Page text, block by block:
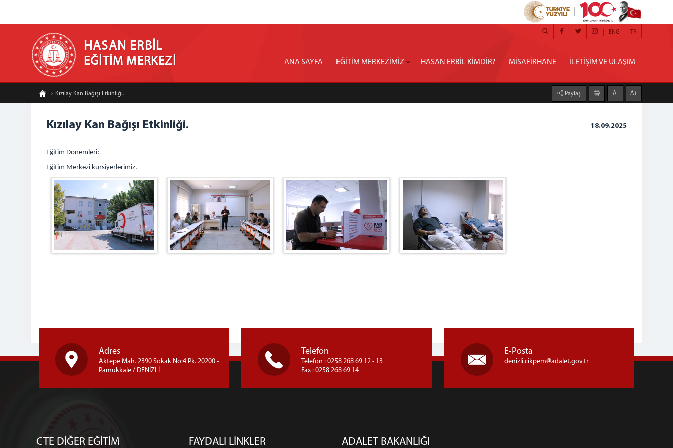
HASAN ERBİL
EĞİTİM MERKEZİ
TR
ENG
ANA SAYFA EĞİTİM MERKEZİMİZ HASAN ERBİL KİMDİR? MİSAFİRHANE İLETİŞİM VE ULAŞIM
Kızılay Kan Bağışı Etkinliği. Paylaş A- A+
Kızılay Kan Bağışı Etkinliği. 18.09.2025
Eğitim Dönemleri:
Eğitim Merkezi kursiyerlerimiz.
Adres
Aktepe Mah. 2390 Sokak No:4 Pk. 20200 -
Pamukkale / DENİZLİ
Telefon
Telefon : 0258 268 69 12 - 13
Fax : 0258 268 69 14
E-Posta
denizli.cikpem adalet.gov.tr
CTE DİĞER EĞİTİM FAYDALI LİNKLER ADALET BAKANLIĞI